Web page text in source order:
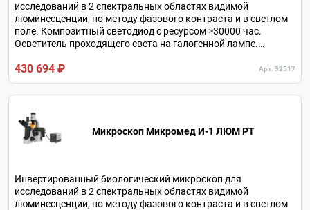
исследований в 2 спектральных областях видимой
люминесценции, по методу фазового контраста и в светлом
поле. Композитный светодиод с ресурсом >30000 час.
Осветитель проходящего света на галогенной лампе.
дополнительной оптикой 20х-960х. Тринокулярная
визуальная насадка. Револьверное устройство на 5
объективов.
430 694 ₽ Арт. 32517
Микроскоп Микромед И-1 ЛЮМ РТ
Инвертированный биологический микроскоп для
исследований в 2 спектральных областях видимой
люминесценции, по методу фазового контраста и в светлом